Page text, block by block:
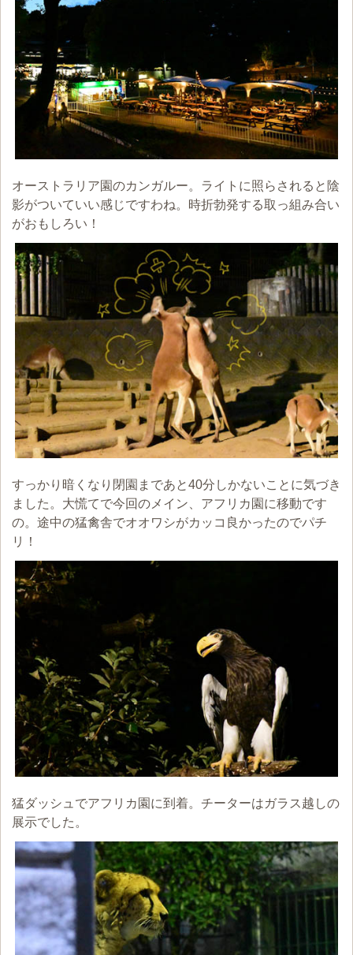
オーストラリア園のカンガルー。ライトに照らされると陰
影がついていい感じですわね。時折勃発する取っ組み合い
がおもしろい！
すっかり暗くなり閉園まであと40分しかないことに気づき
ました。大慌てで今回のメイン、アフリカ園に移動です
の。途中の猛禽舎でオオワシがカッコ良かったのでパチ
リ！
猛ダッシュでアフリカ園に到着。チーターはガラス越しの
展示でした。